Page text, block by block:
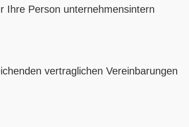
Ihre Person unternehmensintern
vertraglichen Vereinbarungen